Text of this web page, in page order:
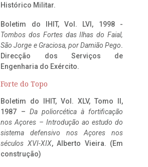
Histórico Militar.
Boletim do IHIT, Vol. LVI, 1998 -
Tombos dos Fortes das Ilhas do Faial,
São Jorge e Graciosa, por Damião Pego.
Direcção dos Serviços de
Engenharia do Exército.
Forte do Topo
Boletim do IHIT, Vol. XLV, Tomo II,
1987 – Da poliorcética à fortificação
nos Açores – Introdução ao estudo do
sistema defensivo nos Açores nos
séculos XVI-XIX, Alberto Vieira. (Em
construção)